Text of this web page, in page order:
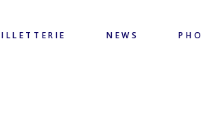
NEWS